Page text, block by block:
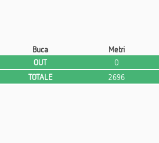
Buca Metri
OUT
0
TOTALE
2696